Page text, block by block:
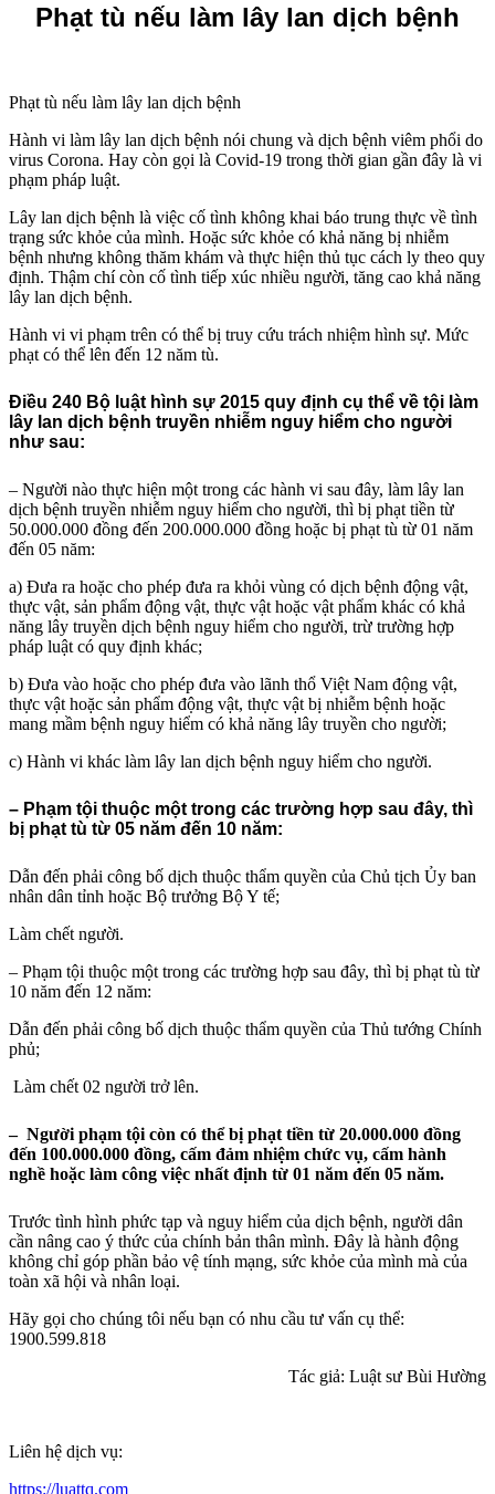
Phạt tù nếu làm lây lan dịch bệnh
Phạt tù nếu làm lây lan dịch bệnh
Hành vi làm lây lan dịch bệnh nói chung và dịch bệnh viêm phổi do
virus Corona. Hay còn gọi là Covid-19 trong thời gian gần đây là vi
phạm pháp luật.
Lây lan dịch bệnh là việc cố tình không khai báo trung thực về tình
trạng sức khỏe của mình. Hoặc sức khỏe có khả năng bị nhiễm
bệnh nhưng không thăm khám và thực hiện thủ tục cách ly theo quy
định. Thậm chí còn cố tình tiếp xúc nhiều người, tăng cao khả năng
lây lan dịch bệnh.
Hành vi vi phạm trên có thể bị truy cứu trách nhiệm hình sự. Mức
phạt có thể lên đến 12 năm tù.
Điều 240 Bộ luật hình sự 2015 quy định cụ thể về tội làm
lây lan dịch bệnh truyền nhiễm nguy hiểm cho người
như sau:
– Người nào thực hiện một trong các hành vi sau đây, làm lây lan
dịch bệnh truyền nhiễm nguy hiểm cho người, thì bị phạt tiền từ
50.000.000 đồng đến 200.000.000 đồng hoặc bị phạt tù từ 01 năm
đến 05 năm:
a) Đưa ra hoặc cho phép đưa ra khỏi vùng có dịch bệnh động vật,
thực vật, sản phẩm động vật, thực vật hoặc vật phẩm khác có khả
năng lây truyền dịch bệnh nguy hiểm cho người, trừ trường hợp
pháp luật có quy định khác;
b) Đưa vào hoặc cho phép đưa vào lãnh thổ Việt Nam động vật,
thực vật hoặc sản phẩm động vật, thực vật bị nhiễm bệnh hoặc
mang mầm bệnh nguy hiểm có khả năng lây truyền cho người;
c) Hành vi khác làm lây lan dịch bệnh nguy hiểm cho người.
– Phạm tội thuộc một trong các trường hợp sau đây, thì
bị phạt tù từ 05 năm đến 10 năm:
Dẫn đến phải công bố dịch thuộc thẩm quyền của Chủ tịch Ủy ban
nhân dân tỉnh hoặc Bộ trưởng Bộ Y tế;
Làm chết người.
– Phạm tội thuộc một trong các trường hợp sau đây, thì bị phạt tù từ
10 năm đến 12 năm:
Dẫn đến phải công bố dịch thuộc thẩm quyền của Thủ tướng Chính
phủ;
Làm chết 02 người trở lên.
– Người phạm tội còn có thể bị phạt tiền từ 20.000.000 đồng
đến 100.000.000 đồng, cấm đảm nhiệm chức vụ, cấm hành
nghề hoặc làm công việc nhất định từ 01 năm đến 05 năm.
Trước tình hình phức tạp và nguy hiểm của dịch bệnh, người dân
cần nâng cao ý thức của chính bản thân mình. Đây là hành động
không chỉ góp phần bảo vệ tính mạng, sức khỏe của mình mà của
toàn xã hội và nhân loại.
Hãy gọi cho chúng tôi nếu bạn có nhu cầu tư vấn cụ thể:
1900.599.818
Tác giả: Luật sư Bùi Hường
Liên hệ dịch vụ:
https://luattq.com